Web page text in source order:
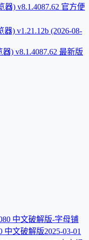
器) v8.1.4087.62 官方便
) v1.21.12b (2026-08-
) v8.1.4087.62 最新版
中文破解版2025-03-01